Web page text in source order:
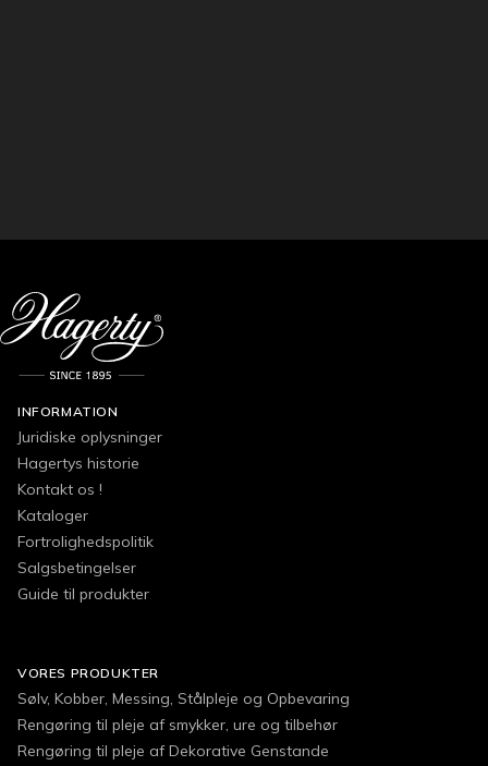
INFORMATION
Juridiske oplysninger
Hagertys historie
Kontakt os !
Kataloger
Fortrolighedspolitik
Salgsbetingelser
Guide til produkter
VORES PRODUKTER
Sølv, Kobber, Messing, Stålpleje og Opbevaring
Rengøring til pleje af smykker, ure og tilbehør
Rengøring til pleje af Dekorative Genstande